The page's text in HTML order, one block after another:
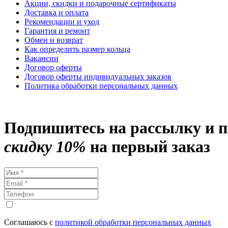
Акции, скидки и подарочные сертификаты
Доставка и оплата
Рекомендации и уход
Гарантия и ремонт
Обмен и возврат
Как определить размер кольца
Вакансии
Договор оферты
Договор оферты индивидуальных заказов
Политика обработки персональных данных
Подпишитесь на рассылку и
скидку 10% на первый заказ
Соглашаюсь с политикой обработки персональных данных